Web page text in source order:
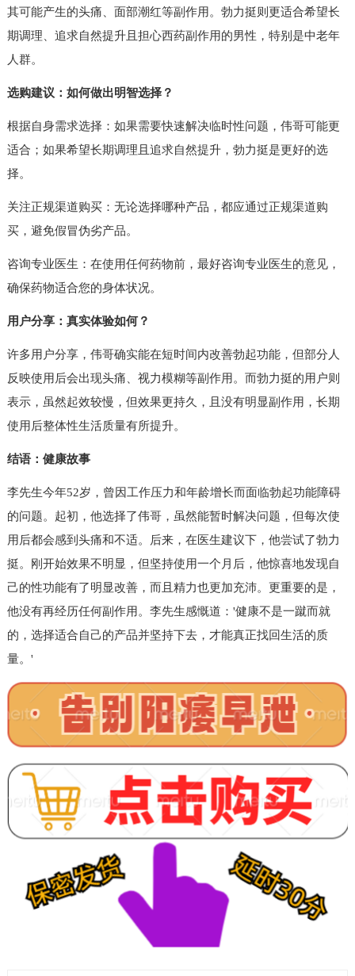
其可能产生的头痛、面部潮红等副作用。勃力挺则更适合希望长
期调理、追求自然提升且担心西药副作用的男性，特别是中老年
人群。
选购建议：如何做出明智选择？
根据自身需求选择：如果需要快速解决临时性问题，伟哥可能更
适合；如果希望长期调理且追求自然提升，勃力挺是更好的选
择。
关注正规渠道购买：无论选择哪种产品，都应通过正规渠道购
买，避免假冒伪劣产品。
咨询专业医生：在使用任何药物前，最好咨询专业医生的意见，
确保药物适合您的身体状况。
用户分享：真实体验如何？
许多用户分享，伟哥确实能在短时间内改善勃起功能，但部分人
反映使用后会出现头痛、视力模糊等副作用。而勃力挺的用户则
表示，虽然起效较慢，但效果更持久，且没有明显副作用，长期
使用后整体性生活质量有所提升。
结语：健康故事
李先生今年52岁，曾因工作压力和年龄增长而面临勃起功能障碍
的问题。起初，他选择了伟哥，虽然能暂时解决问题，但每次使
用后都会感到头痛和不适。后来，在医生建议下，他尝试了勃力
挺。刚开始效果不明显，但坚持使用一个月后，他惊喜地发现自
己的性功能有了明显改善，而且精力也更加充沛。更重要的是，
他没有再经历任何副作用。李先生感慨道：'健康不是一蹴而就
的，选择适合自己的产品并坚持下去，才能真正找回生活的质
量。'